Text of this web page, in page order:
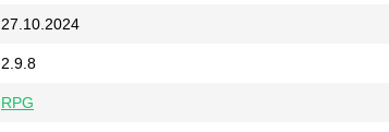
27.10.2024
2.9.8
RPG